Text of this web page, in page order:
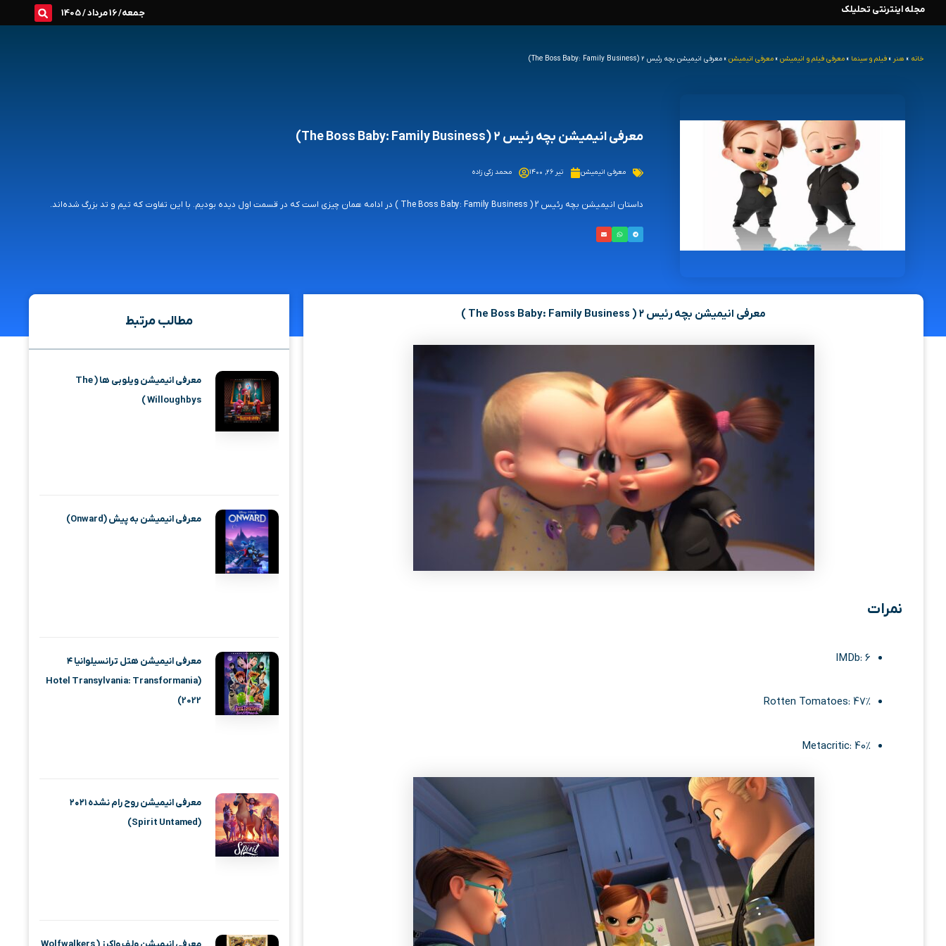
محتوا
مجله اینترنتی تحلیلک جمعه/ 16 مرداد / 1405
خانه » هنر » فیلم و سینما » معرفی فیلم و انیمیشن » معرفی انیمیشن » معرفی انیمیشن بچه رئیس ۲ (The Boss Baby: Family Business)
معرفی انیمیشن بچه رئیس ۲ (The Boss Baby: Family Business)
معرفی انیمیشن تیر ۲۶, ۱۴۰۰ محمد زکی زاده
داستان انیمیشن بچه رئیس 2 ( The Boss Baby: Family Business ) در ادامه‌ همان چیزی است که در قسمت اول دیده‌ بودیم. با این تفاوت که تیم و تد بزرگ شده‌اند.
معرفی انیمیشن بچه رئیس ۲ ( The Boss Baby: Family Business )
نمرات
IMDb: 6
Rotten Tomatoes: 47%
Metacritic: 40%
مطالب مرتبط
معرفی انیمیشن ویلوبی ها ( The
Willoughbys )
معرفی انیمیشن به پیش (Onward)
معرفی انیمیشن هتل ترانسیلوانیا ۴
(Hotel Transylvania: Transformania
2022)
معرفی انیمیشن روح رام نشده ۲۰۲۱
(Spirit Untamed)